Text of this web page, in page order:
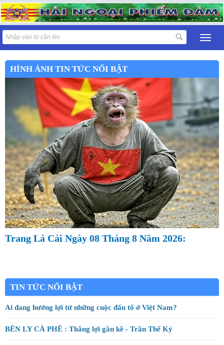
HÌNH ẢNH TIN TỨC NỔI BẬT
Hai triệu người cùng xem livestream Nguyễn
TIN TỨC NỔI BẬT
Tin Tức ngày 08 tháng 8 -2026 :
Trang Lá Cải Ngày 08 Tháng 8 Năm 2026:
Hai triệu người cùng xem livestream Nguyễn Phương Hằng:
Chuyện gì đang xảy ra ở Việt Nam?
Ai đang hưởng lợi từ những cuộc đấu tố ở Việt Nam?
BÊN LY CÀ PHÊ : Thắng lợi gần kề - Trần Thế Kỷ